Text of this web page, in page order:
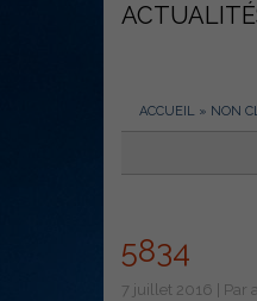
ACCUEIL » NON
5834
7 juillet 2016 | Par